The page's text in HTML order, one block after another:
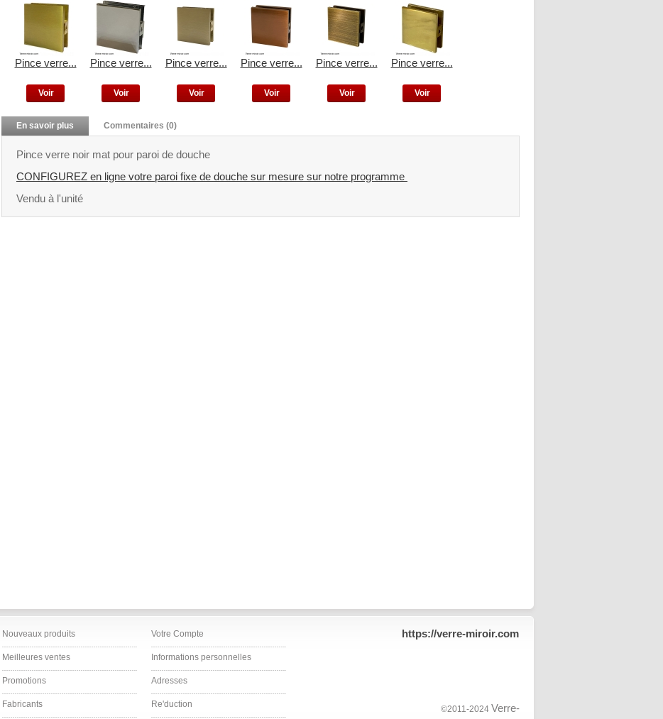
Pince verre...
Voir
Pince verre...
Voir
Pince verre...
Voir
Pince verre...
Voir
Pince verre...
Voir
Pince verre...
Voir
En savoir plus Commentaires (0)
Pince verre noir mat pour paroi de douche
CONFIGUREZ en ligne votre paroi fixe de douche sur mesure sur notre programme
Vendu à l'unité
https://verre-miroir.com
Nouveaux produits
Meilleures ventes
Promotions
Fabricants
Votre Compte
Informations personnelles
Adresses
Re'duction ©2011-2024 Verre-